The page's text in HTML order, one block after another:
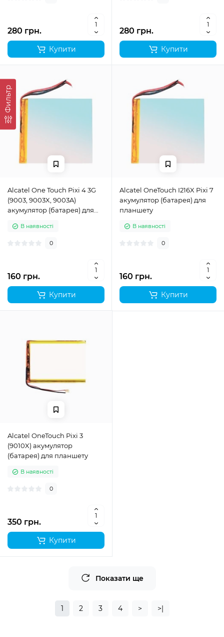
Фильтр
280 грн.
Купити
280 грн.
Купити
Alcatel One Touch Pixi 4 3G
(9003, 9003X, 9003A)
акумулятор (батарея) для
В наявності
0
160 грн.
Купити
Alcatel OneTouch I216X Pixi 7
акумулятор (батарея) для
планшету
В наявності
0
160 грн.
Купити
Alcatel OneTouch Pixi 3
(9010X) акумулятор
(батарея) для планшету
В наявності
0
350 грн.
Купити
Показати ще
1 2 3 4 > >|